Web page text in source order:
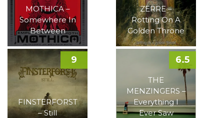
MOTHICA –
Somewhere In
Between
ZERRE –
Rotting On A
Golden Throne
FINSTERFORST
– Still
9
THE
MENZINGERS –
Everything I
Ever Saw
6.5